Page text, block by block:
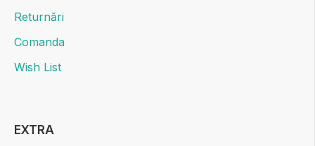
Returnări
Comanda
Wish List
EXTRA